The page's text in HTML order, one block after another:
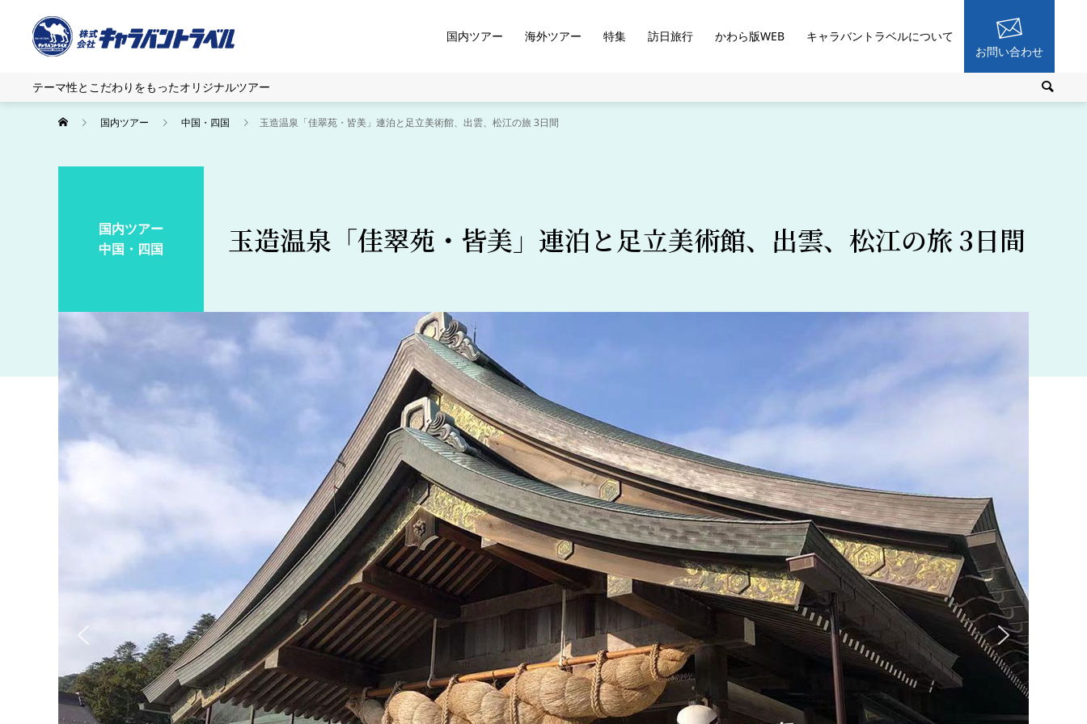
国内ツアー 海外ツアー 特集 訪日旅行 かわら版WEB
キャラバントラベルについて
お問い合わせ
テーマ性とこだわりをもったオリジナルツアー
国内ツアー 中国・四国 玉造温泉「佳翠苑・皆美」連泊と足立美術館、出雲、松江の旅 3日間
国内ツアー
中国・四国
玉造温泉「佳翠苑・皆美」連泊と足立美術館、出雲、松江の旅 3日間